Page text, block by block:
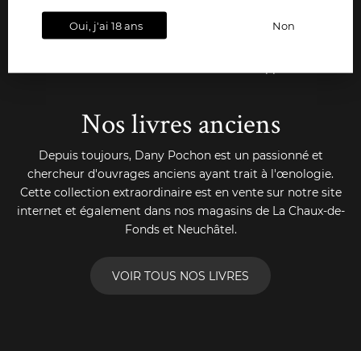
Nos livres anciens
Depuis toujours, Dany Pochon est un passionné et
chercheur d'ouvrages anciens ayant trait à l'œnologie.
Cette collection extraordinaire est en vente sur notre site
internet et également dans nos magasins de La Chaux-de-
Fonds et Neuchâtel.
VOIR TOUS NOS LIVRES
Oui, j'ai 18 ans Non